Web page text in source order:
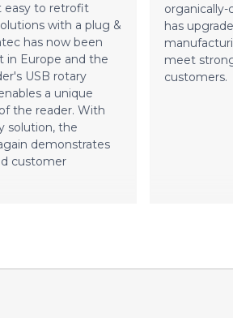
easy to retrofit
with a plug &
has now been
in Europe and the
USB rotary
a unique
the reader. With
solution, the
demonstrates
customer
has
meet
customers.